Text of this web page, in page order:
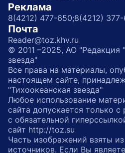
Реклама
8(4212) 477-650;8(4212)
Почта
Reader@toz.khv.ru
© 2011 –2025, АО "Редакция
звезда"
Все права на материалы,
настоящем сайте,
"Тихоокеанская звезда"
Любое использование
сайта допускается только
с обязательной
сайт http://toz.su
Часть изображений взяты
источников. Если Вы